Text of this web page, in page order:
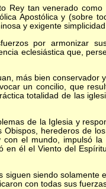
tan venerado como
Apostólica y (sobre
y exigente
por armonizar sus
eclesiástica que,
más bien conservador
un concilio, que
totalidad de las
de la Iglesia y
herederos de
el mundo, impulsó
él el Viento del
siendo solamente
con todas sus